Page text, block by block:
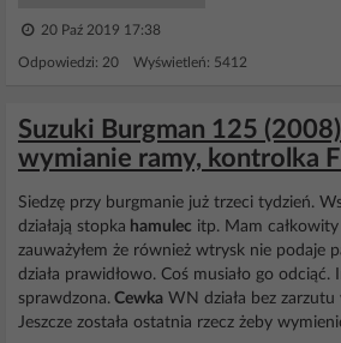
20 Paź 2019 17:38
Odpowiedzi: 20 Wyświetleń: 5412
Suzuki Burgman 125
wymianie ramy, kontrolka
Siedzę przy burgmanie już trzeci tydzień.
działają stopka hamulec itp. Mam
zauważyłem że również wtrysk nie podaje
działa prawidłowo. Coś musiało go odciąć.
sprawdzona. Cewka WN działa bez
Jeszcze została ostatnia rzecz żeby